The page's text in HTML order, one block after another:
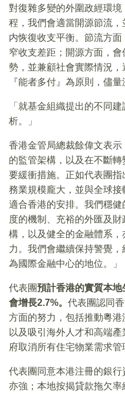
對復雜多變的外圍政經環
程，我們會適當開源節流
内恢復收支平衡。節流方
窄收支差距；開源方面，
勢，並兼顧社會實際情況
『能者多付』為原則，儘
「就基金組織提出的不同
析。」
香港金管局總裁餘偉文表
的監管架構，以及在不斷
要緩衝措施。正如代表團
務業規模龐大，並與全球
適合香港的安排。我們穩
度的機制、充裕的外匯及
構，以及健全的金融體系
力。我們會繼續保持警覺
為國際金融中心的地位。」
代表團預計香港的實質本
會增長2.7%。 代表團認同
方面的努力，包括推動粵港
以及吸引海外人才和高端
府取消所有住宅物業需求管
代表團同意本港注冊的銀
亦強；本地按揭貸款拖欠